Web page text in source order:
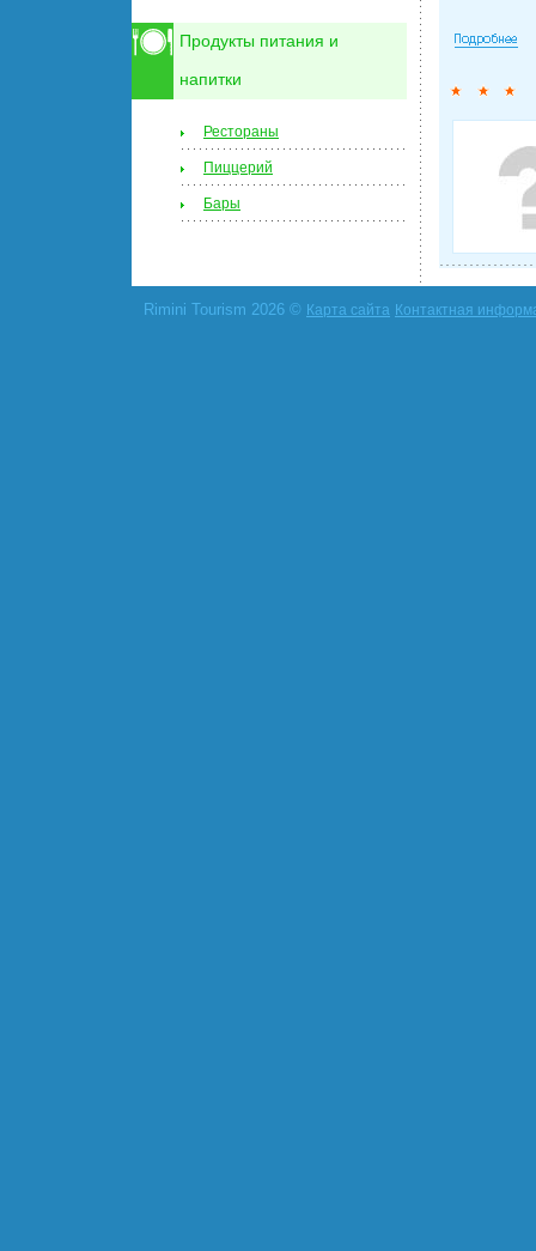
Продукты питания и
напитки
Рестораны
Пиццерий
Бары
Rimini Tourism 2026 © Карта сайта Контактная